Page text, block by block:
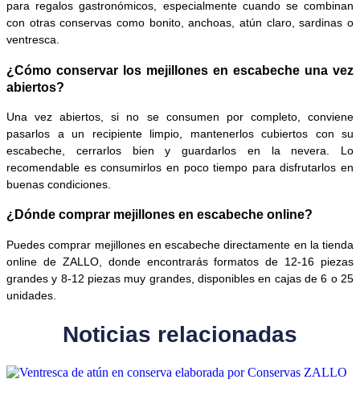
para regalos gastronómicos, especialmente cuando se combinan
con otras conservas como bonito, anchoas, atún claro, sardinas o
ventresca.
¿Cómo conservar los mejillones en escabeche una vez
abiertos?
Una vez abiertos, si no se consumen por completo, conviene
pasarlos a un recipiente limpio, mantenerlos cubiertos con su
escabeche, cerrarlos bien y guardarlos en la nevera. Lo
recomendable es consumirlos en poco tiempo para disfrutarlos en
buenas condiciones.
¿Dónde comprar mejillones en escabeche online?
Puedes comprar mejillones en escabeche directamente en la tienda
online de ZALLO, donde encontrarás formatos de 12-16 piezas
grandes y 8-12 piezas muy grandes, disponibles en cajas de 6 o 25
unidades.
Noticias relacionadas